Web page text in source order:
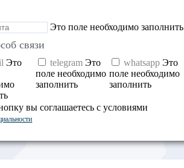
Это поле необходимо заполнить
связи
Это
telegram Это
поле необходимо
заполнить
whatsapp Это
поле необходимо
заполнить
вы соглашаетесь с условиями